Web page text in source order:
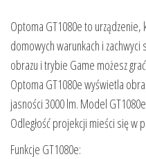
Optoma GT1080e to
domowych warunkach i zachwyci
obrazu i trybie Game możesz
Optoma GT1080e wyświetla
jasności 3000 lm. Model
Odległość projekcji mieści się w
Funkcje GT1080e: